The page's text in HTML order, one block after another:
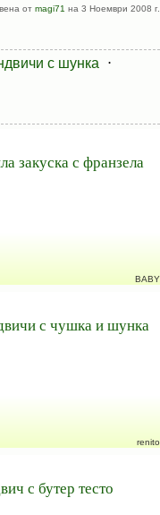
от magi71 на 3 Ноември 2008 г.
с шунка
⋅
закуска с франзела
BABY
с чушка и шунка
renito
с бутер тесто